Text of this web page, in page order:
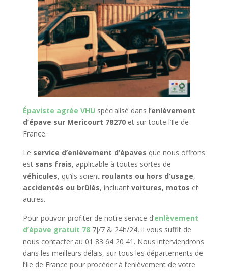
Épaviste agrée VHU spécialisé dans l’enlèvement
d’épave sur Mericourt 78270et sur toute l’Ile de
France.
Le service d’enlèvement d’épaves que nous offrons
est sans frais, applicable à toutes sortes de
véhicules, qu’ils soient roulants ou hors d’usage,
accidentés ou brûlés, incluant voitures, motos et
autres.
Pour pouvoir profiter de notre service d’enlèvement
d’épave gratuit 787j/7 & 24h/24, il vous suffit de
nous contacter au 01 83 64 20 41. Nous interviendrons
dans les meilleurs délais, sur tous les départements de
l’Ile de France pour procéder à l’enlèvement de votre